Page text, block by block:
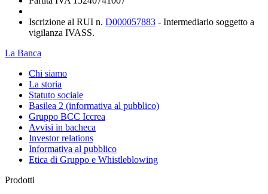
Iscrizione al RUI n. D000057883 - Intermediario soggetto a
vigilanza IVASS.
La Banca
Chi siamo
La storia
Statuto sociale
Basilea 2 (informativa al pubblico)
Gruppo BCC Iccrea
Avvisi in bacheca
Investor relations
Informativa al pubblico
Etica di Gruppo e Whistleblowing
Prodotti